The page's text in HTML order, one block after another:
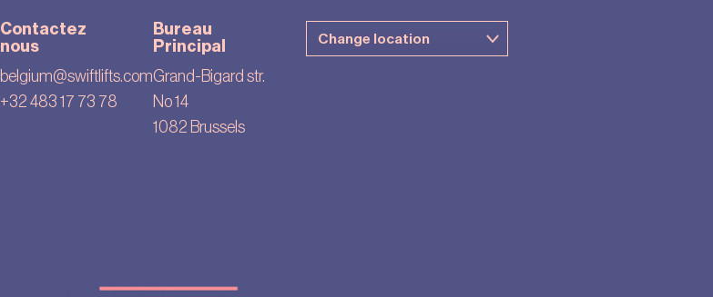
Contactez
nous
belgium@swiftlifts.com
+32 483 17 73 78
Bureau
Principal
Grand-Bigard str.
No 14
1082 Brussels